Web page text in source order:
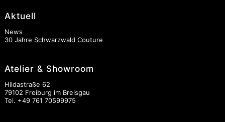
Aktuell
News
30 Jahre Schwarzwald Couture
Atelier & Showroom
Hildastraße 62
79102 Freiburg im Breisgau
Tel. +49 761 70599975